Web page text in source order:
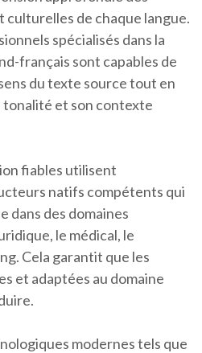
culturelles de chaque langue.
spécialisés dans la
français sont capables de
du texte source tout en
tonalité et son contexte
fiables utilisent
natifs compétents qui
dans des domaines
le médical, le
Cela garantit que les
et adaptées au domaine
modernes tels que